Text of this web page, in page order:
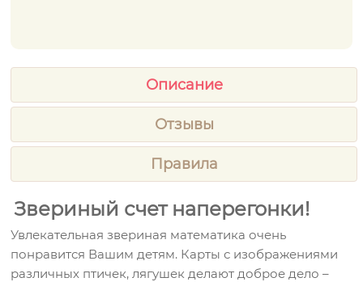
Описание
Отзывы
Правила
Звериный счет наперегонки!
Увлекательная звериная математика очень
понравится Вашим детям. Карты с изображениями
различных птичек, лягушек делают доброе дело –